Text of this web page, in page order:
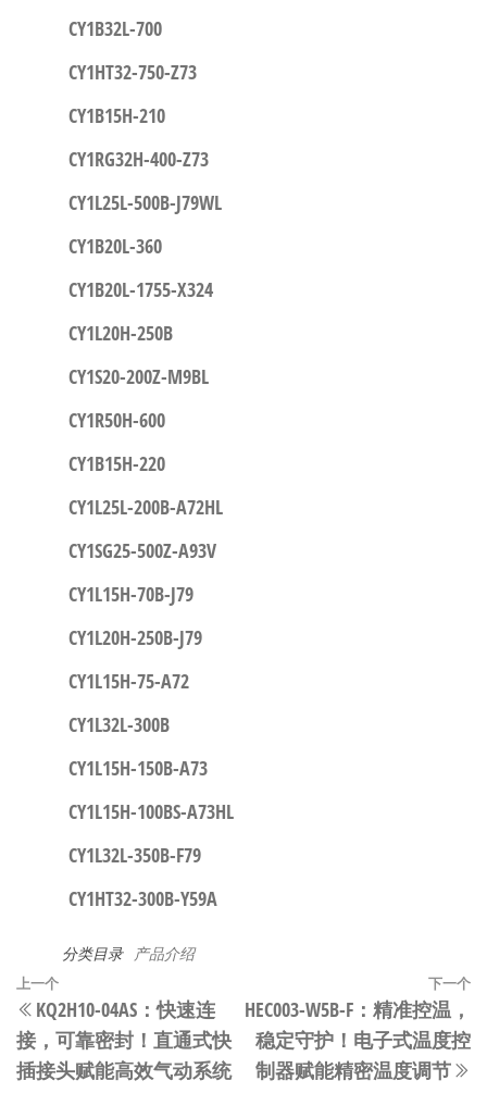
CY1B32L-700
CY1HT32-750-Z73
CY1B15H-210
CY1RG32H-400-Z73
CY1L25L-500B-J79WL
CY1B20L-360
CY1B20L-1755-X324
CY1L20H-250B
CY1S20-200Z-M9BL
CY1R50H-600
CY1B15H-220
CY1L25L-200B-A72HL
CY1SG25-500Z-A93V
CY1L15H-70B-J79
CY1L20H-250B-J79
CY1L15H-75-A72
CY1L32L-300B
CY1L15H-150B-A73
CY1L15H-100BS-A73HL
CY1L32L-350B-F79
CY1HT32-300B-Y59A
分类目录 产品介绍
文
章
导
上
一
篇
文
上一个
KQ2H10-04AS：快速连
接，可靠密封！直通式快
插接头赋能高效气动系统
下一个
HEC003-W5B-F：精准控温，
稳定守护！电子式温度控
制器赋能精密温度调节